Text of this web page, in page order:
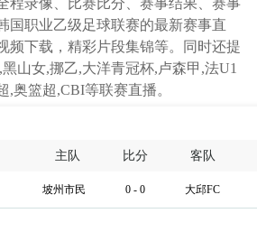
程录像、比赛比分、赛事结果、赛事
国职业乙级足球联赛的最新赛事直
频下载，精彩片段集锦等。同时还提
山女,挪乙,大洋青冠杯,卢森甲,法U1
,奥篮超,CBI等联赛直播。
主队 比分 客队
坡州市民 0 - 0 大邱FC